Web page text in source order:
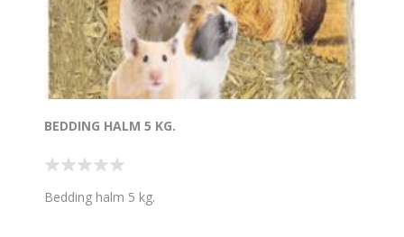
BEDDING HALM 5 KG.
Bedding halm 5 kg.